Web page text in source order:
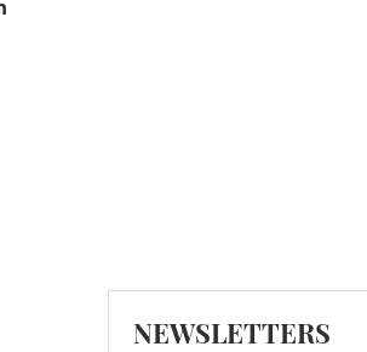
NEWSLETTERS